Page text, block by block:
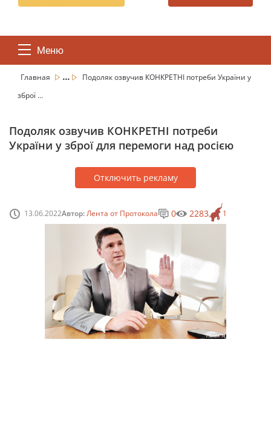
Меню
Главная ...
Подоляк озвучив КОНКРЕТНІ потреби України у
зброї ...
Подоляк озвучив КОНКРЕТНІ потреби
України у зброї для перемоги над росією
Отключить рекламу
13.06.2022Автор:Лента от Протокола 1
0 2283